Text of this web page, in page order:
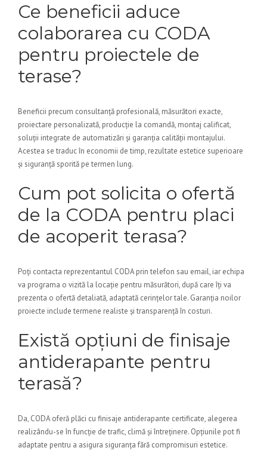
Ce beneficii aduce
colaborarea cu CODA
pentru proiectele de
terase?
Beneficii precum consultanță profesională, măsurători exacte,
proiectare personalizată, producție la comandă, montaj calificat,
soluții integrate de automatizări și garanția calității montajului.
Acestea se traduc în economii de timp, rezultate estetice superioare
și siguranță sporită pe termen lung.
Cum pot solicita o ofertă
de la CODA pentru placi
de acoperit terasa?
Poți contacta reprezentantul CODA prin telefon sau email, iar echipa
va programa o vizită la locație pentru măsurători, după care îți va
prezenta o ofertă detaliată, adaptată cerințelor tale. Garanția noilor
proiecte include termene realiste și transparență în costuri.
Există opțiuni de finisaje
antiderapante pentru
terasă?
Da, CODA oferă plăci cu finisaje antiderapante certificate, alegerea
realizându-se în funcție de trafic, climă și întreținere. Opțiunile pot fi
adaptate pentru a asigura siguranța fără compromisuri estetice.